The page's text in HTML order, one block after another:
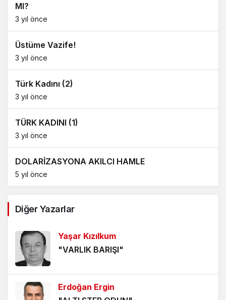
MI?
3 yıl önce
Üstüme Vazife!
3 yıl önce
Türk Kadını (2)
3 yıl önce
TÜRK KADINI (1)
3 yıl önce
DOLARİZASYONA AKILCI HAMLE
5 yıl önce
5 yıl önce
ÖLÜMÜ BEKLEMEK
5 yıl önce
5 yıl önce
Diğer Yazarlar
Yaşar Kızılkum
"VARLIK BARIŞI"
Erdoğan Ergin